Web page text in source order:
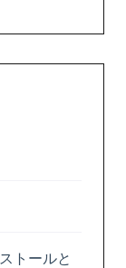
トールと